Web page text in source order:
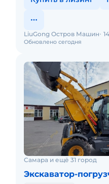
Обновлено сегодня
LiuGong Остров Машин
Самара и ещё 31 город
Экскаватор-